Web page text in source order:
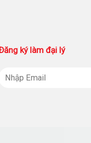
ký làm đại lý